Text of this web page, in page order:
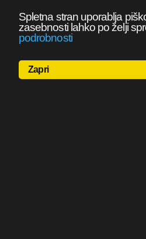
Spletna stran uporablja
zasebnosti lahko po želji
podrobnosti
Zapri